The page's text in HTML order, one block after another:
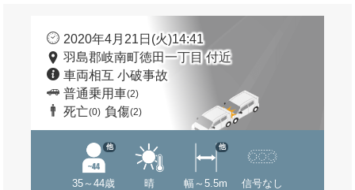
2020年4月21日(火)14:41
羽島郡岐南町徳田一丁目 付近
車両相互 小破事故
普通乗用車(2)
死亡(0) 負傷(2)
35～44歳
他
晴 幅～5.5m
他
信号なし